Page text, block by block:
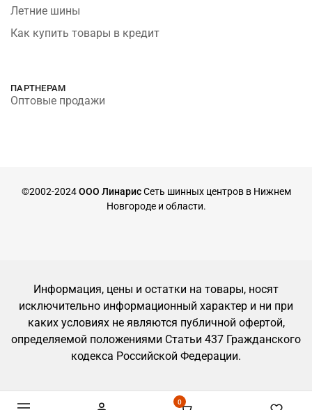
Летние шины
Как купить товары в кредит
ПАРТНЕРАМ
Оптовые продажи
©2002-2024ООО ЛинарисСеть шинных центров в Нижнем
Новгороде и области.
Информация, цены и остатки на товары, носят
исключительно информационный характер и ни при
каких условиях не являются публичной офертой,
определяемой положениями Статьи 437 Гражданского
кодекса Российской Федерации.
0